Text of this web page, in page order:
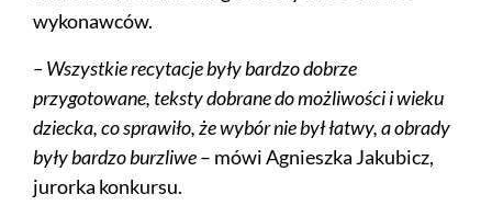
wykonawców.
– Wszystkie recytacje były bardzo dobrze
przygotowane, teksty dobrane do możliwości i wieku
dziecka, co sprawiło, że wybór nie był łatwy, a obrady
były bardzo burzliwe– mówi Agnieszka Jakubicz,
jurorka konkursu.